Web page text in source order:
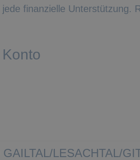
finanzielle Unterstützung.
LESACHTAL/